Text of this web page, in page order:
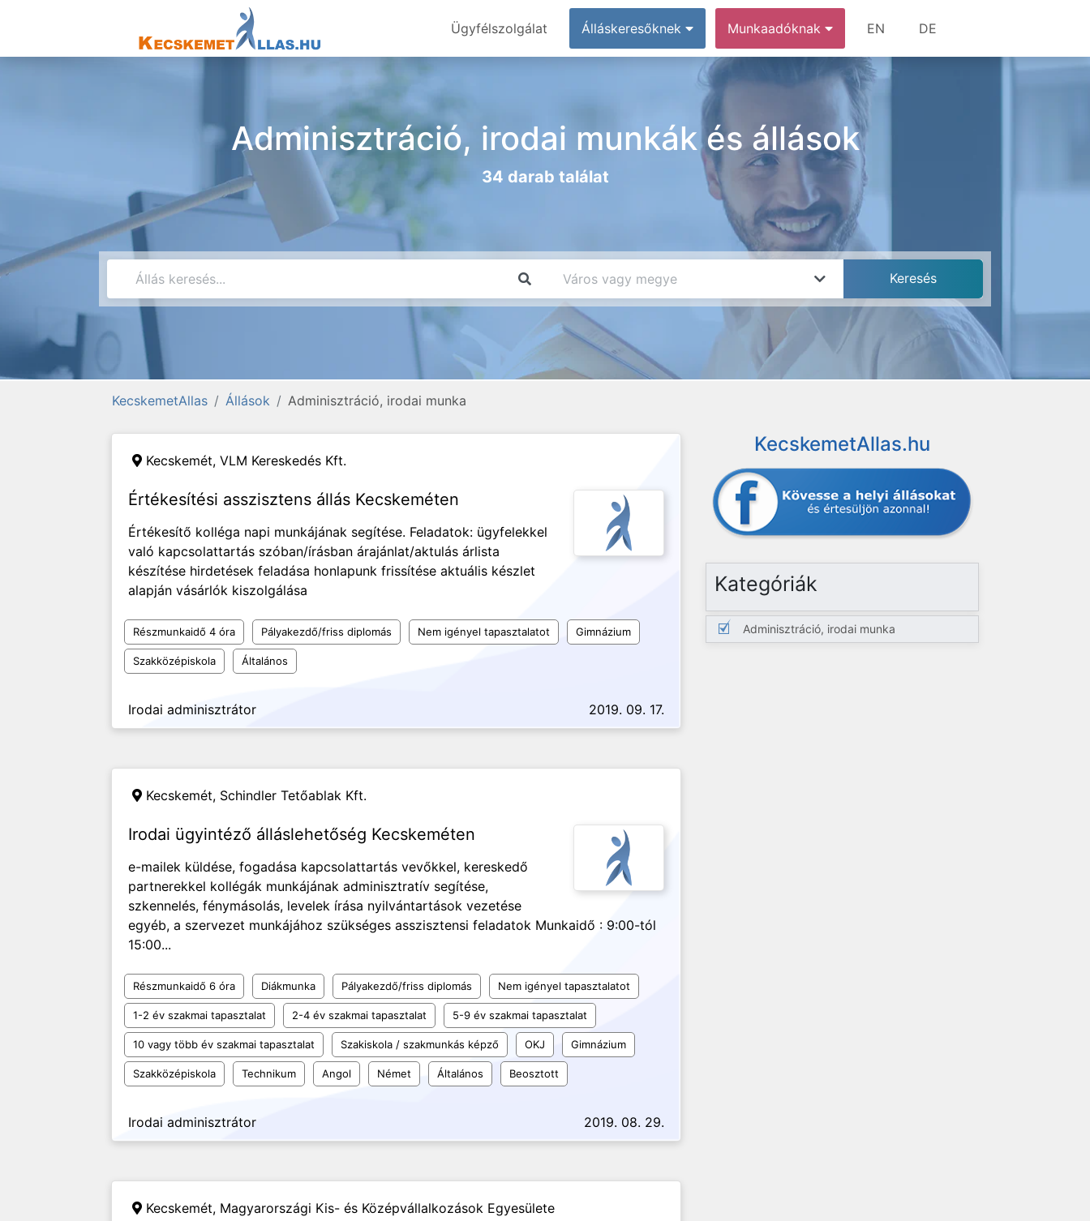
Ügyfélszolgálat Álláskeresőknek Munkaadóknak EN DE
Adminisztráció, irodai munkák és állások
34 darab találat
KecskemetAllas Állások Adminisztráció, irodai munka
Kecskemét, VLM Kereskedés Kft.
Értékesítési asszisztens állás Kecskeméten
Értékesítő kolléga napi munkájának segítése. Feladatok: ügyfelekkel
való kapcsolattartás szóban/írásban árajánlat/aktulás árlista
készítése hirdetések feladása honlapunk frissítése aktuális készlet
alapján vásárlók kiszolgálása
Részmunkaidő 4 óra Pályakezdő/friss diplomás Nem igényel tapasztalatot Gimnázium
Szakközépiskola Általános
Irodai adminisztrátor 2019. 09. 17.
Kecskemét, Schindler Tetőablak Kft.
Irodai ügyintéző álláslehetőség Kecskeméten
e-mailek küldése, fogadása kapcsolattartás vevőkkel, kereskedő
partnerekkel kollégák munkájának adminisztratív segítése,
szkennelés, fénymásolás, levelek írása nyilvántartások vezetése
egyéb, a szervezet munkájához szükséges asszisztensi feladatok Munkaidő : 9:00-tól
15:00...
Részmunkaidő 6 óra Diákmunka Pályakezdő/friss diplomás Nem igényel tapasztalatot
1-2 év szakmai tapasztalat 2-4 év szakmai tapasztalat 5-9 év szakmai tapasztalat
10 vagy több év szakmai tapasztalat Szakiskola / szakmunkás képző OKJ Gimnázium
Szakközépiskola Technikum Angol Német Általános Beosztott
Irodai adminisztrátor 2019. 08. 29.
Kecskemét, Magyarországi Kis- és Középvállalkozások Egyesülete
KecskemetAllas.hu
Kategóriák
Adminisztráció, irodai munka